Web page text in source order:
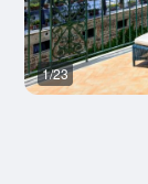
1/23